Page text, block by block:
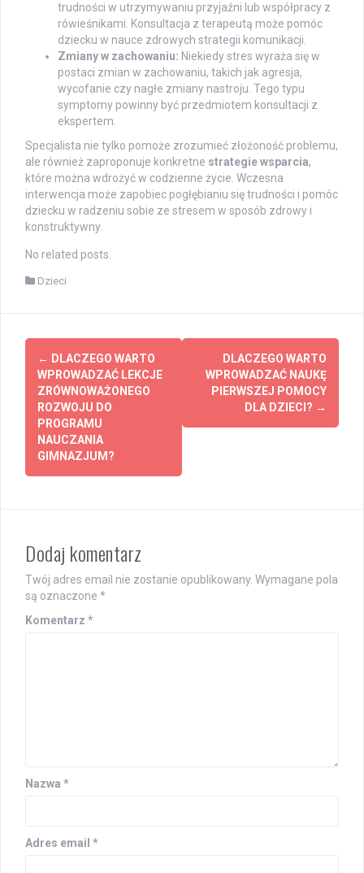
trudności w utrzymywaniu przyjaźni lub współpracy z
rówieśnikami. Konsultacja z terapeutą może pomóc
dziecku w nauce zdrowych strategii komunikacji.
Zmiany w zachowaniu: Niekiedy stres wyraża się w
postaci zmian w zachowaniu, takich jak agresja,
wycofanie czy nagłe zmiany nastroju. Tego typu
symptomy powinny być przedmiotem konsultacji z
ekspertem.
Specjalista nie tylko pomoże zrozumieć złożoność problemu,
ale również zaproponuje konkretne strategie wsparcia,
które można wdrożyć w codzienne życie. Wczesna
interwencja może zapobiec pogłębianiu się trudności i pomóc
dziecku w radzeniu sobie ze stresem w sposób zdrowy i
konstruktywny.
No related posts.
Dzieci
Post
navigation
← DLACZEGO WARTO
WPROWADZAĆ LEKCJE
ZRÓWNOWAŻONEGO
ROZWOJU DO
PROGRAMU
NAUCZANIA
GIMNAZJUM?
DLACZEGO WARTO
WPROWADZAĆ NAUKĘ
PIERWSZEJ POMOCY
DLA DZIECI? →
Dodaj komentarz
Twój adres email nie zostanie opublikowany. Wymagane pola
są oznaczone *
Komentarz *
Nazwa *
Adres email *